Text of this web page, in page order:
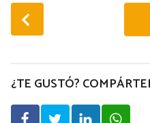
P
o
P
a
¿TE GUSTÓ?